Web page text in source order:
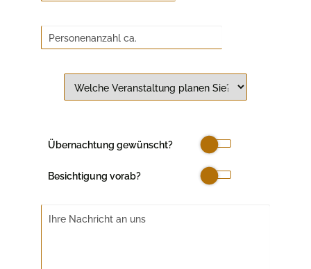
Übernachtung gewünscht?
Besichtigung vorab?